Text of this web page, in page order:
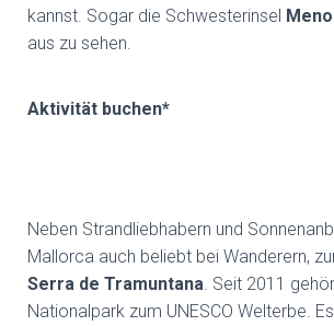
kannst. Sogar die Schwesterinsel
aus zu sehen.
Aktivität buchen*
Neben Strandliebhabern und
Mallorca auch beliebt bei Wanderern,
Serra de Tramuntana . Seit 2011
Nationalpark zum UNESCO Welterbe.